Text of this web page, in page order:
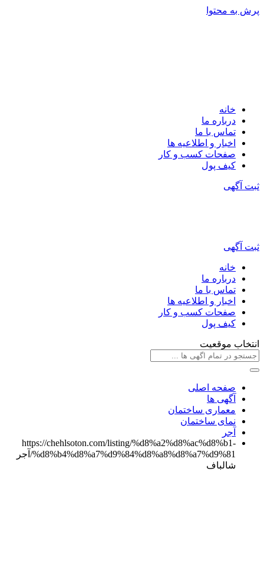
پرش به محتوا
خانه
درباره ما
تماس با ما
اخبار و اطلاعیه ها
صفحات کسب و کار
کیف پول
ثبت آگهی
ثبت آگهی
خانه
درباره ما
تماس با ما
اخبار و اطلاعیه ها
صفحات کسب و کار
کیف پول
انتخاب موقعیت
صفحه اصلی
آگهی ها
معماری ساختمان
نمای ساختمان
آجر
https://chehlsoton.com/listing/%d8%a2%d8%ac%d8%b1-
%d8%b4%d8%a7%d9%84%d8%a8%d8%a7%d9%81/ آجر
شالباف